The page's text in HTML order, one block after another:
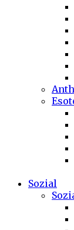
Sozial